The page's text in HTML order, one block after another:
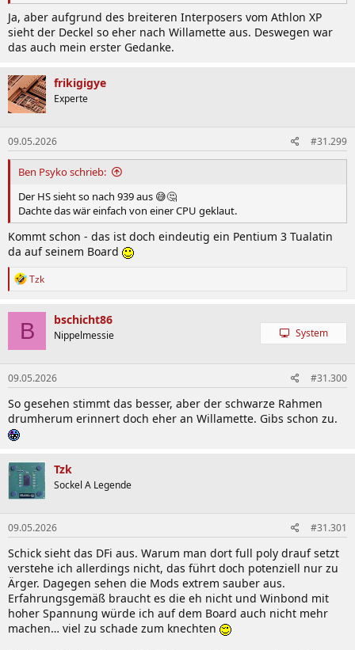
Ja, aber aufgrund des breiteren Interposers vom Athlon XP
sieht der Deckel so eher nach Willamette aus. Deswegen war
das auch mein erster Gedanke.
frikigigye
Experte
09.05.2026 #31.299
Ben Psyko schrieb:
Der HS sieht so nach 939 aus 😅🤔
Dachte das wär einfach von einer CPU geklaut.
Kommt schon - das ist doch eindeutig ein Pentium 3 Tualatin
da auf seinem Board
R
k
t
i
o
n
e
n
:
Tzk
B bschicht86
Nippelmessie System
09.05.2026 #31.300
So gesehen stimmt das besser, aber der schwarze Rahmen
drumherum erinnert doch eher an Willamette. Gibs schon zu.
Tzk
Sockel A Legende
09.05.2026 #31.301
Schick sieht das DFi aus. Warum man dort full poly drauf setzt
verstehe ich allerdings nicht, das führt doch potenziell nur zu
Ärger. Dagegen sehen die Mods extrem sauber aus.
Erfahrungsgemäß braucht es die eh nicht und Winbond mit
hoher Spannung würde ich auf dem Board auch nicht mehr
machen… viel zu schade zum knechten